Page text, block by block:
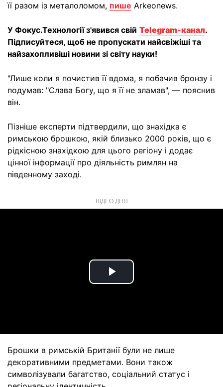
її разом із металоломом, пише Arkeonews.
У Фокус.Технології з'явився свій Telegram-канал.
Підписуйтеся, щоб не пропускати найсвіжіші та
найзахопливіші новини зі світу науки!
"Лише коли я почистив її вдома, я побачив бронзу і
подумав: "Слава Богу, що я її не зламав", — пояснив
він.
Пізніше експерти підтвердили, що знахідка є
римською брошкою, якій близько 2000 років, що є
рідкісною знахідкою для цього регіону і додає
цінної інформації про діяльність римлян на
південному заході.
ВІДЕО ДНЯ
Play
Брошки в римській Британії були не лише
декоративними предметами. Вони також
символізували багатство, соціальний статус і